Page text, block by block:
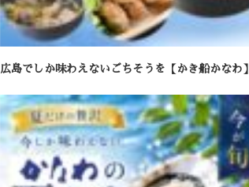
広島でしか味わえないごちそうを【かき船かなわ】